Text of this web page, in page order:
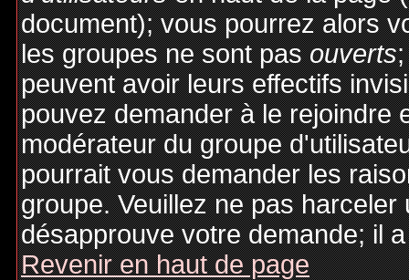
document); vous pourrez alors
les groupes ne sont pasouverts
peuvent avoir leurs effectifs
pouvez demander à le rejoindre
modérateur du groupe
pourrait vous demander les
groupe. Veuillez ne pas
désapprouve votre demande; il
Revenir en haut de page